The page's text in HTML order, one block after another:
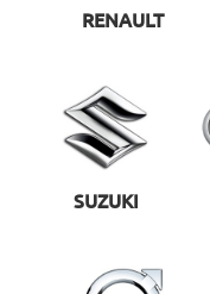
RENAULT
SUZUKI